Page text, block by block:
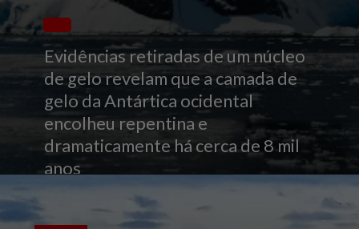
Evidências retiradas de um núcleo
de gelo revelam que a camada de
gelo da Antártica ocidental
encolheu repentina e
dramaticamente há cerca de 8 mil
anos